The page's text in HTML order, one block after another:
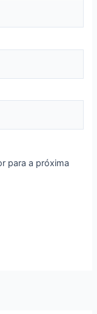
para a próxima